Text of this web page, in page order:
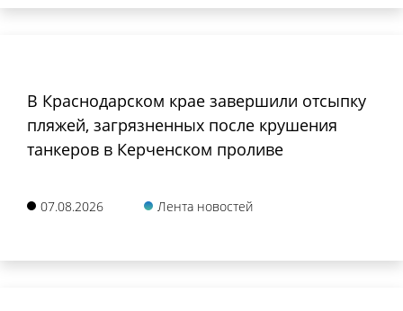
В Краснодарском крае завершили отсыпку
пляжей, загрязненных после крушения
танкеров в Керченском проливе
07.08.2026 Лента новостей